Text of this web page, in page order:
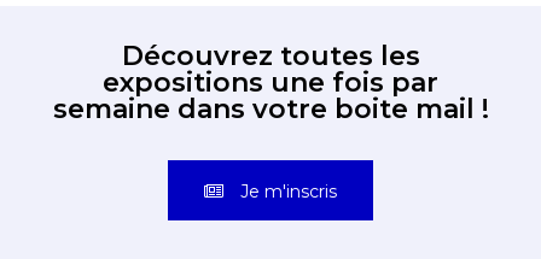
Découvrez toutes les
expositions une fois par
semaine dans votre boite mail !
Je m'inscris